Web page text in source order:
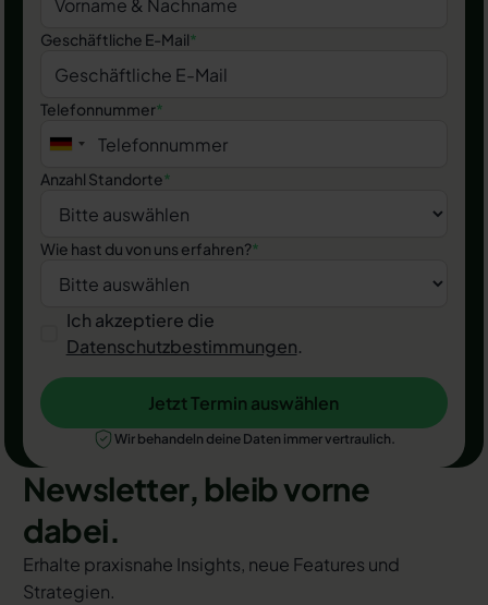
Geschäftliche E-Mail*
Telefonnummer*
Anzahl Standorte*
Wie hast du von uns erfahren?*
Ich akzeptiere die
Datenschutzbestimmungen.
Jetzt Termin auswählen
Jetzt Termin auswählen
Wir behandeln deine Daten immer vertraulich.
Newsletter, bleib vorne
dabei.
Erhalte praxisnahe Insights, neue Features und
Strategien.